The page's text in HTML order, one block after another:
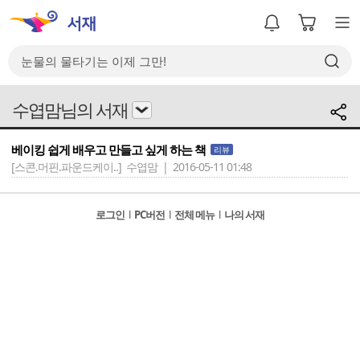
수엽맘님의 서재
베이킹 쉽게 배우고 만들고 싶게 하는 책 리뷰
[스콘.머핀.파운드케이..] 수엽맘 | 2016-05-11 01:48
로그인 l PC버전 l 전체 메뉴 l 나의 서재